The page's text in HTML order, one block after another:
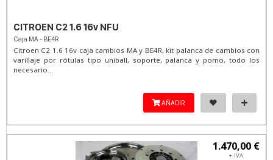
CITROEN C2 1.6 16v NFU
Caja MA - BE4R
Citroen C2 1.6 16v caja cambios MA y BE4R, kit palanca de cambios con
varillaje por rótulas tipo uniball, soporte, palanca y pomo, todo los
necesario...
AÑADIR
1.470,00 €
+ IVA